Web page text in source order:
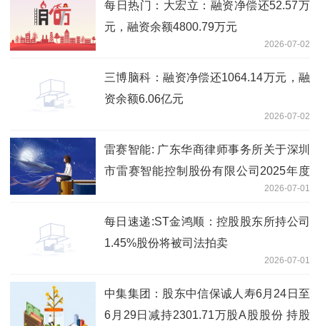
每日热门：大宏立：融资净偿还52.57万
元，融资余额4800.79万元
2026-07-02
三博脑科：融资净偿还1064.14万元，融
资余额6.06亿元
2026-07-02
雷赛智能: 广东华商律师事务所关于深圳
市雷赛智能控制股份有限公司2025年度
向特定对象发行A股股票的补充法律意见
书（一） 即时
2026-07-01
每日速递:ST金鸿顺：控股股东所持公司
1.45%股份将被司法拍卖
2026-07-01
中集集团：股东中信保诚人寿6月24日至
6月29日减持2301.71万股A股股份 持股